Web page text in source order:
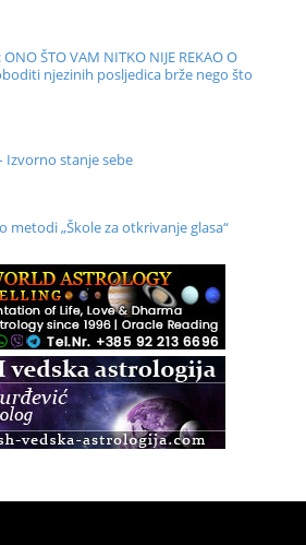
ŠTO VAM NITKO NIJE REKAO O
njezinih posljedica brže nego što
Izvorno stanje sebe
metodi „Škole za otkrivanje glasa“
iz drugih dimenzija Online – otvoreno za
tečaj, Zagreb i Online
stres